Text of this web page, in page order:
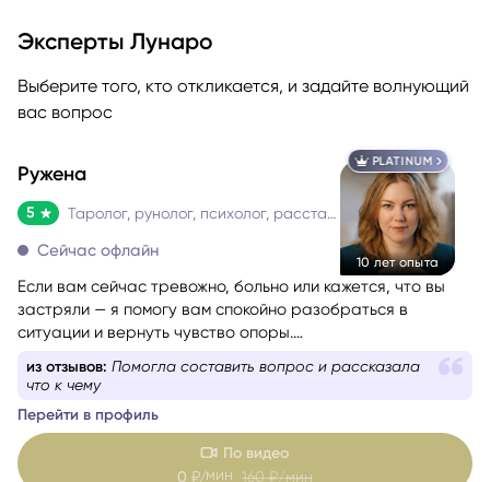
Эксперты Лунаро
Выберите того, кто откликается, и задайте волнующий
вас вопрос
PLATINUM
10 лет опыта
Ружена
5 Таролог, рунолог, психолог, расстановщик
Сейчас офлайн
Если вам сейчас тревожно, больно или кажется, что вы
застряли — я помогу вам спокойно разобраться в
ситуации и вернуть чувство опоры.
осуждённой. Я мягко и бережно проведу вас через
решение, которое принесёт облегчение.
из отзывов: Помогла составить вопрос и рассказала
что к чему
Перейти в профиль
По видео
0 ₽/мин 160 ₽/мин